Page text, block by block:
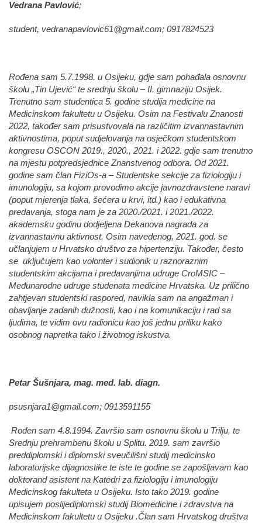
Vedrana Pavlović;
student, vedranapavlovic61@gmail.com; 0917824523
Rođena sam 5.7.1998. u Osijeku, gdje sam pohađala osnovnu
školu „Tin Ujević“ te srednju školu – II. gimnaziju Osijek.
Trenutno sam studentica 5. godine studija medicine na
Medicinskom fakultetu u Osijeku. Osim na Festivalu Znanosti
2022, također sam prisustvovala na različitim izvannastavnim
aktivnostima, poput sudjelovanja na osječkom studentskom
kongresu OSCON 2019., 2020., 2021. i 2022. gdje sam trenutno
na mjestu potpredsjednice Znanstvenog odbora. Od 2021.
godine sam član FiziOs-a – Studentske sekcije za fiziologiju i
imunologiju, sa kojom provodimo akcije javnozdravstene naravi
(poput mjerenja tlaka, šećera u krvi, itd.) kao i edukativna
predavanja, stoga nam je za 2020./2021. i 2021./2022.
akademsku godinu dodjeljena Dekanova nagrada za
izvannastavnu aktivnost. Osim navedenog, 2021. god. se
učlanjujem u Hrvatsko društvo za hipertenziju. Također, često
se uključujem kao volonter i sudionik u raznoraznim
studentskim akcijama i predavanjima udruge CroMSIC –
Međunarodne udruge studenata medicine Hrvatska. Uz prilično
zahtjevan studentski raspored, navikla sam na angažman i
obavljanje zadanih dužnosti, kao i na komunikaciju i rad sa
ljudima, te vidim ovu radionicu kao još jednu priliku kako
osobnog napretka tako i životnog iskustva.
Petar Šušnjara, mag. med. lab. diagn.
psusnjara1@gmail.com; 0913591155
Rođen sam 4.8.1994. Završio sam osnovnu školu u Trilju, te
Srednju prehrambenu školu u Splitu. 2019. sam završio
preddiplomski i diplomski sveučilišni studij medicinsko
laboratorijske dijagnostike te iste te godine se zapošljavam kao
doktorand asistent na Katedri za fiziologiju i imunologiju
Medicinskog fakulteta u Osijeku. Isto tako 2019. godine
upisujem poslijediplomski studij Biomedicine i zdravstva na
Medicinskom fakultetu u Osijeku .Član sam Hrvatskog društva